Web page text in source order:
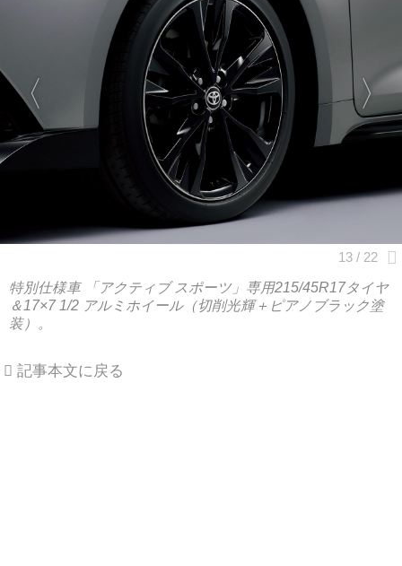
特別仕様車 「アクティブ スポーツ」専用215/45R17タイヤ
＆17×7 1/2 アルミホイール（切削光輝＋ピアノブラック塗
装）。
記事本文に戻る